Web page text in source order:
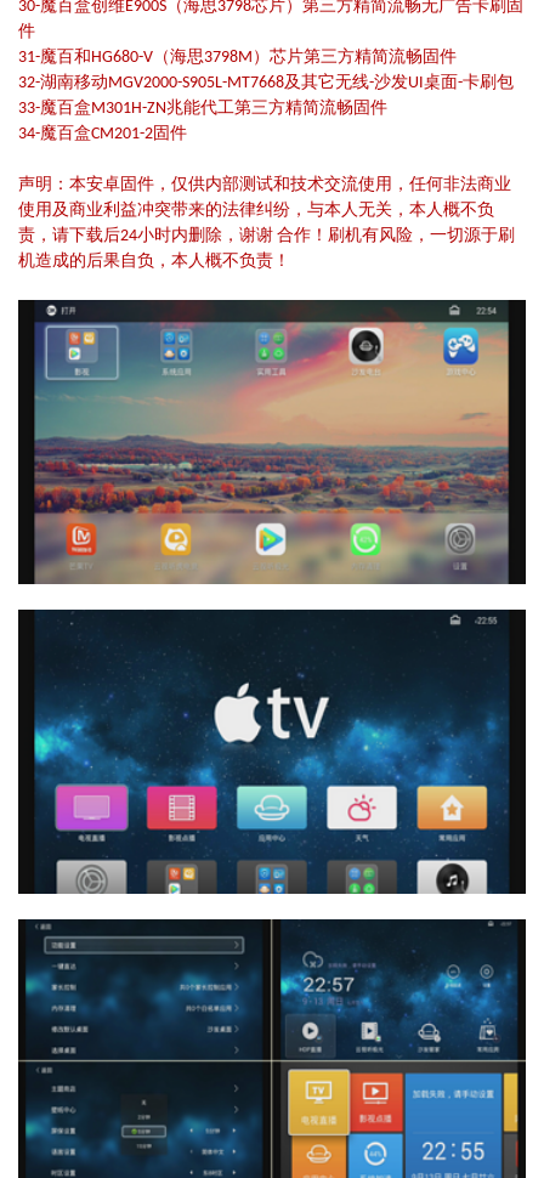
30-魔百盒创维E900S（海思3798芯片）第三方精简流畅无广告卡刷固
件
31-魔百和HG680-V（海思3798M）芯片第三方精简流畅固件
32-湖南移动MGV2000-S905L-MT7668及其它无线-沙发UI桌面-卡刷包
33-魔百盒M301H-ZN兆能代工第三方精简流畅固件
34-魔百盒CM201-2固件
声明：本安卓固件，仅供内部测试和技术交流使用，任何非法商业
使用及商业利益冲突带来的法律纠纷，与本人无关，本人概不负
责，请下载后24小时内删除，谢谢 合作！刷机有风险，一切源于刷
机造成的后果自负，本人概不负责！